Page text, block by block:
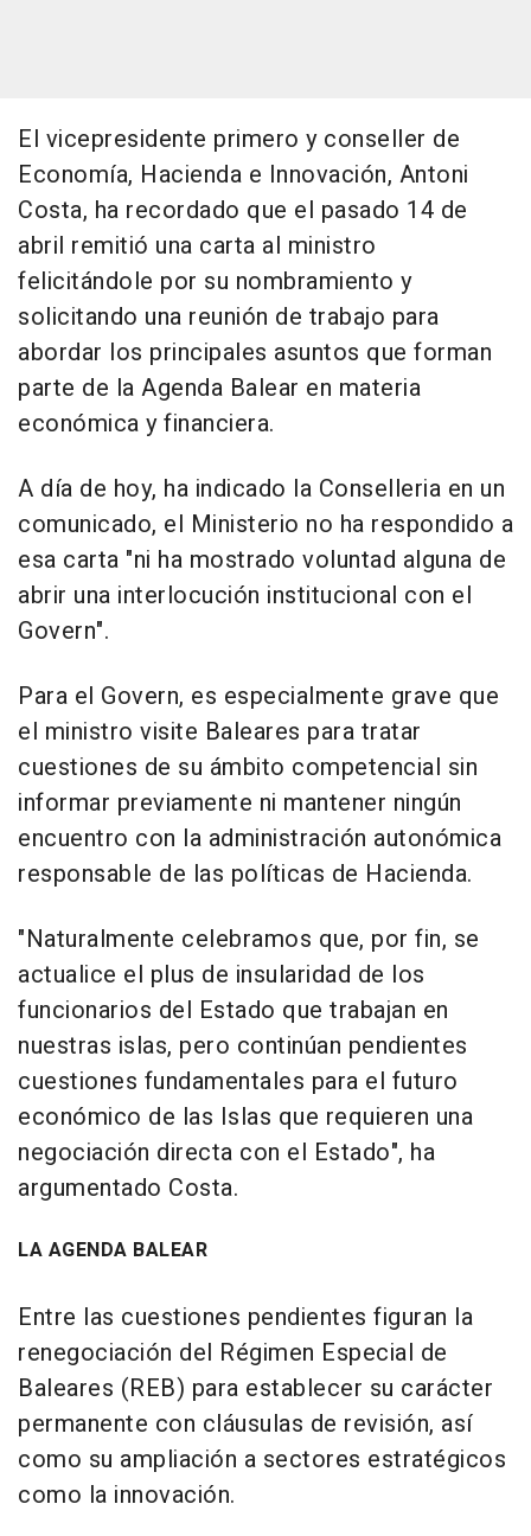
El vicepresidente primero y conseller de
Economía, Hacienda e Innovación, Antoni
Costa, ha recordado que el pasado 14 de
abril remitió una carta al ministro
felicitándole por su nombramiento y
solicitando una reunión de trabajo para
abordar los principales asuntos que forman
parte de la Agenda Balear en materia
económica y financiera.
A día de hoy, ha indicado la Conselleria en un
comunicado, el Ministerio no ha respondido a
esa carta "ni ha mostrado voluntad alguna de
abrir una interlocución institucional con el
Govern".
Para el Govern, es especialmente grave que
el ministro visite Baleares para tratar
cuestiones de su ámbito competencial sin
informar previamente ni mantener ningún
encuentro con la administración autonómica
responsable de las políticas de Hacienda.
"Naturalmente celebramos que, por fin, se
actualice el plus de insularidad de los
funcionarios del Estado que trabajan en
nuestras islas, pero continúan pendientes
cuestiones fundamentales para el futuro
económico de las Islas que requieren una
negociación directa con el Estado", ha
argumentado Costa.
LA AGENDA BALEAR
Entre las cuestiones pendientes figuran la
renegociación del Régimen Especial de
Baleares (REB) para establecer su carácter
permanente con cláusulas de revisión, así
como su ampliación a sectores estratégicos
como la innovación.